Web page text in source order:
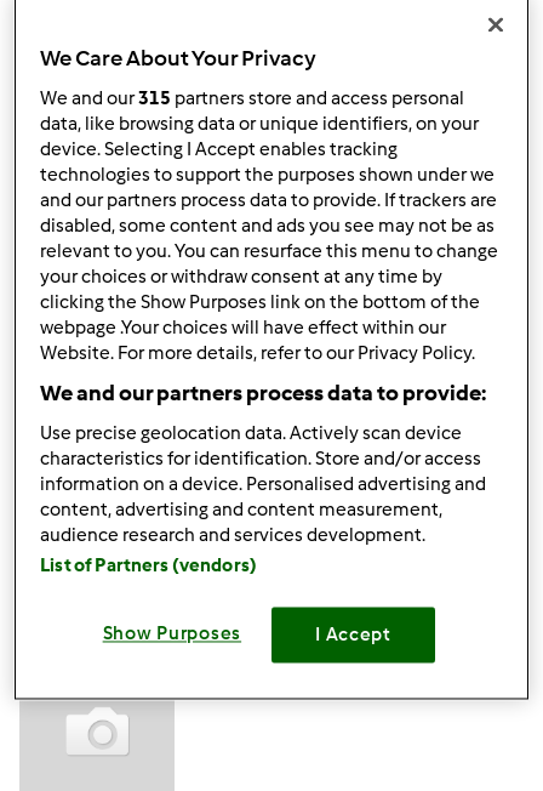
In cima
Accedio registratiper poter commentare
Anonimo (non verificato)
Altrettanto a voi tutti
In cima
Accedio registrati
Anonimo (non verificato)
We Care About Your Privacy
We and our315 partners store and access personal
data, like browsing data or unique identifiers, on your
device. Selecting I Accept enables tracking
technologies to support the purposes shown under we
and our partners process data to provide. If trackers are
disabled, some content and ads you see may not be as
relevant to you. You can resurface this menu to change
your choices or withdraw consent at any time by
clicking the Show Purposes link on the bottom of the
webpage .Your choices will have effect within our
Website. For more details, refer to our Privacy Policy.
We and our partners process data to provide:
Use precise geolocation data. Actively scan device
characteristics for identification. Store and/or access
information on a device. Personalised advertising and
content, advertising and content measurement,
audience research and services development.
List of Partners (vendors)
Show Purposes I Accept